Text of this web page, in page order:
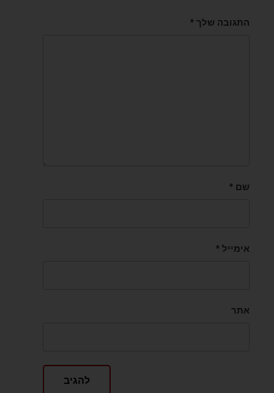
התגובה שלך *
שם *
אימייל *
אתר